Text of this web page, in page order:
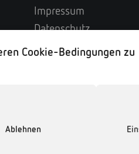
Cookie-Bedingungen zu
Ablehnen
Impressum
Datenschutz
Verband der